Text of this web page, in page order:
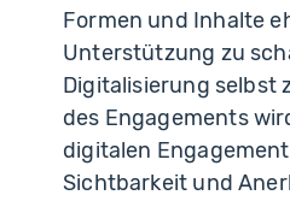
Formen und Inhalte
Unterstützung zu
Digitalisierung selbst
des Engagements
digitalen
Sichtbarkeit und